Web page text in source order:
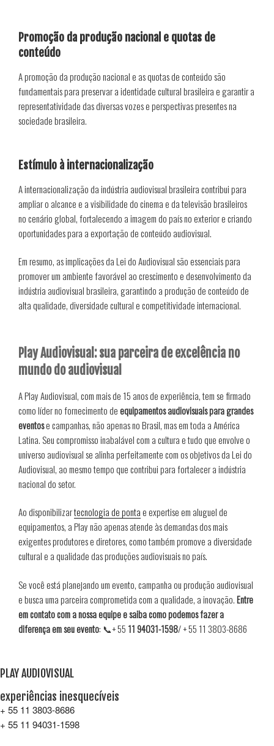
Promoção da produção nacional e quotas de
conteúdo
A promoção da produção nacional e as quotas de conteúdo são
fundamentais para preservar a identidade cultural brasileira e garantir a
representatividade das diversas vozes e perspectivas presentes na
sociedade brasileira.
Estímulo à internacionalização
A internacionalização da indústria audiovisual brasileira contribui para
ampliar o alcance e a visibilidade do cinema e da televisão brasileiros
no cenário global, fortalecendo a imagem do país no exterior e criando
oportunidades para a exportação de conteúdo audiovisual.
Em resumo, as implicações da Lei do Audiovisual são essenciais para
promover um ambiente favorável ao crescimento e desenvolvimento da
indústria audiovisual brasileira, garantindo a produção de conteúdo de
alta qualidade, diversidade cultural e competitividade internacional.
Play Audiovisual: sua parceira de excelência no
mundo do audiovisual
A Play Audiovisual, com mais de 15 anos de experiência, tem se firmado
como líder no fornecimento deequipamentos audiovisuais para grandes
eventose campanhas, não apenas no Brasil, mas em toda a América
Latina. Seu compromisso inabalável com a cultura e tudo que envolve o
universo audiovisual se alinha perfeitamente com os objetivos da Lei do
Audiovisual, ao mesmo tempo que contribui para fortalecer a indústria
nacional do setor.
Ao disponibilizartecnologia de pontae expertise em aluguel de
equipamentos, a Play não apenas atende às demandas dos mais
exigentes produtores e diretores, como também promove a diversidade
cultural e a qualidade das produções audiovisuais no país.
Se você está planejando um evento, campanha ou produção audiovisual
e busca uma parceira comprometida com a qualidade, a inovação.Entre
em contato com a nossa equipe e saiba como podemos fazer a
diferença em seu evento: 📞+ 55 11 94031-1598/ + 55 11 3803-8686
PLAY AUDIOVISUAL
experiências inesquecíveis
+ 55 11 3803-8686
+ 55 11 94031-1598